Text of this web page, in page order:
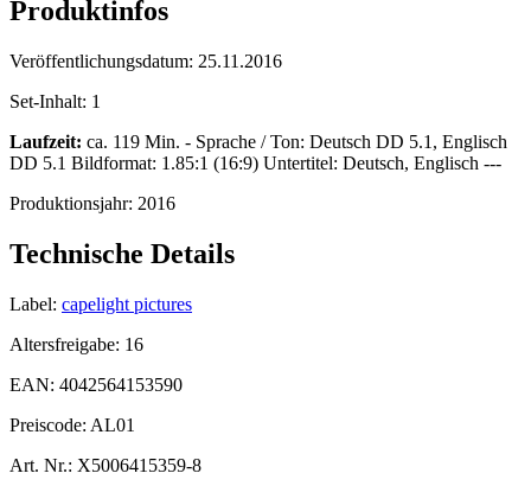
Produktinfos
Veröffentlichungsdatum: 25.11.2016
Set-Inhalt: 1
Laufzeit: ca. 119 Min. - Sprache / Ton: Deutsch DD 5.1, Englisch
DD 5.1 Bildformat: 1.85:1 (16:9) Untertitel: Deutsch, Englisch ---
Produktionsjahr: 2016
Technische Details
Label: capelight pictures
Altersfreigabe: 16
EAN: 4042564153590
Preiscode: AL01
Art. Nr.: X5006415359-8